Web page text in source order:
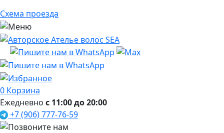
Схема проезда
0 Корзина
Ежедневно с 11:00 до 20:00
+7 (906) 777-76-59